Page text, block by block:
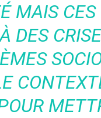
MAIS CES
DES